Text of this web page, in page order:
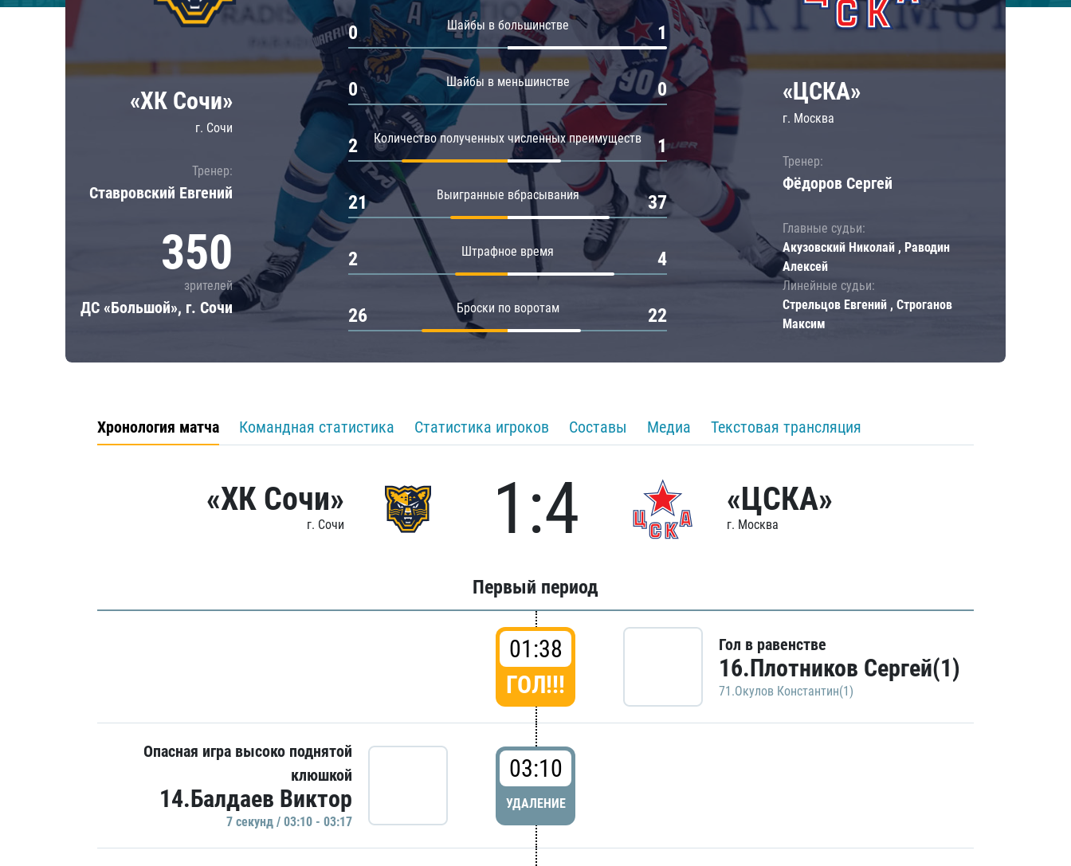
Локомотив
ЦСКА
Шанхайские Драконы
Амур
Барыс
Салават Юлаев
«ХК Сочи»
г. Сочи
Тренер:
Ставровский Евгений
350
зрителей
ДС «Большой», г. Сочи
Шайбы в большинстве
0 1
Шайбы в меньшинстве
0 0
Количество полученных численных преимуществ
2 1
Выигранные вбрасывания
21 37
Штрафное время
2 4
Броски по воротам
26 22
«ЦСКА»
г. Москва
Тренер:
Фёдоров Сергей
Главные судьи:
Акузовский Николай , Раводин
Алексей
Линейные судьи:
Стрельцов Евгений , Строганов
Максим
Хронология матча Командная статистика Статистика игроков Составы Медиа Текстовая трансляция
«ХК Сочи»
г. Сочи 1:4 «ЦСКА»
г. Москва
Первый период
01:38
ГОЛ!!!
Гол в равенстве
16.Плотников Сергей(1)
71.Окулов Константин(1)
Опасная игра высоко поднятой
клюшкой
14.Балдаев Виктор
7 секунд / 03:10 - 03:17
03:10
УДАЛЕНИЕ